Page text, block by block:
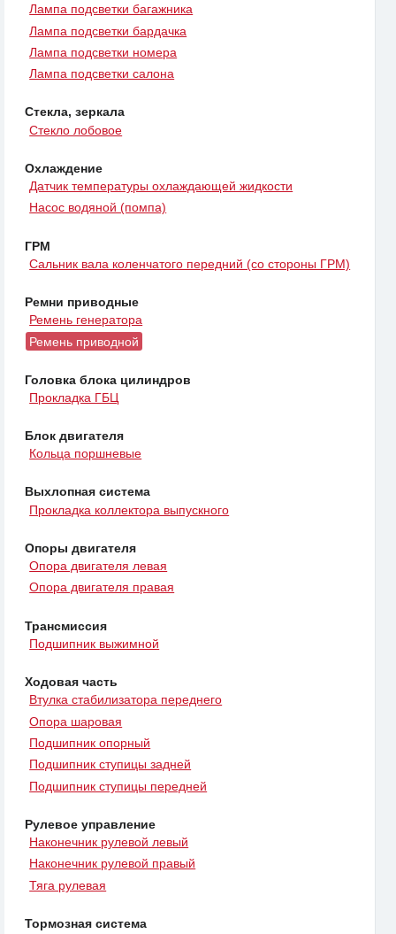
Лампа подсветки багажника
Лампа подсветки бардачка
Лампа подсветки номера
Лампа подсветки салона
Стекла, зеркала
Стекло лобовое
Охлаждение
Датчик температуры охлаждающей жидкости
Насос водяной (помпа)
ГРМ
Сальник вала коленчатого передний (со стороны ГРМ)
Ремни приводные
Ремень генератора
Ремень приводной
Головка блока цилиндров
Прокладка ГБЦ
Блок двигателя
Кольца поршневые
Выхлопная система
Прокладка коллектора выпускного
Опоры двигателя
Опора двигателя левая
Опора двигателя правая
Трансмиссия
Подшипник выжимной
Ходовая часть
Втулка стабилизатора переднего
Опора шаровая
Подшипник опорный
Подшипник ступицы задней
Подшипник ступицы передней
Рулевое управление
Наконечник рулевой левый
Наконечник рулевой правый
Тяга рулевая
Тормозная система